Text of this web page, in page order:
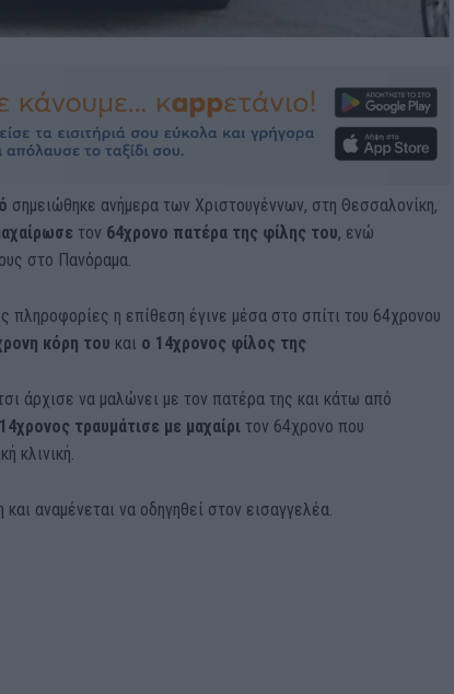
σημειώθηκε ανήμερα των Χριστουγέννων, στη Θεσσαλονίκη,
τον 64χρονο πατέρα της φίλης του, ενώ
στο Πανόραμα.
πληροφορίες η επίθεση έγινε μέσα στο σπίτι του 64χρονου
κόρη του και ο 14χρονος φίλος της
άρχισε να μαλώνει με τον πατέρα της και κάτω από
14χρονος τραυμάτισε με μαχαίρι τον 64χρονο που
κλινική.
αναμένεται να οδηγηθεί στον εισαγγελέα.